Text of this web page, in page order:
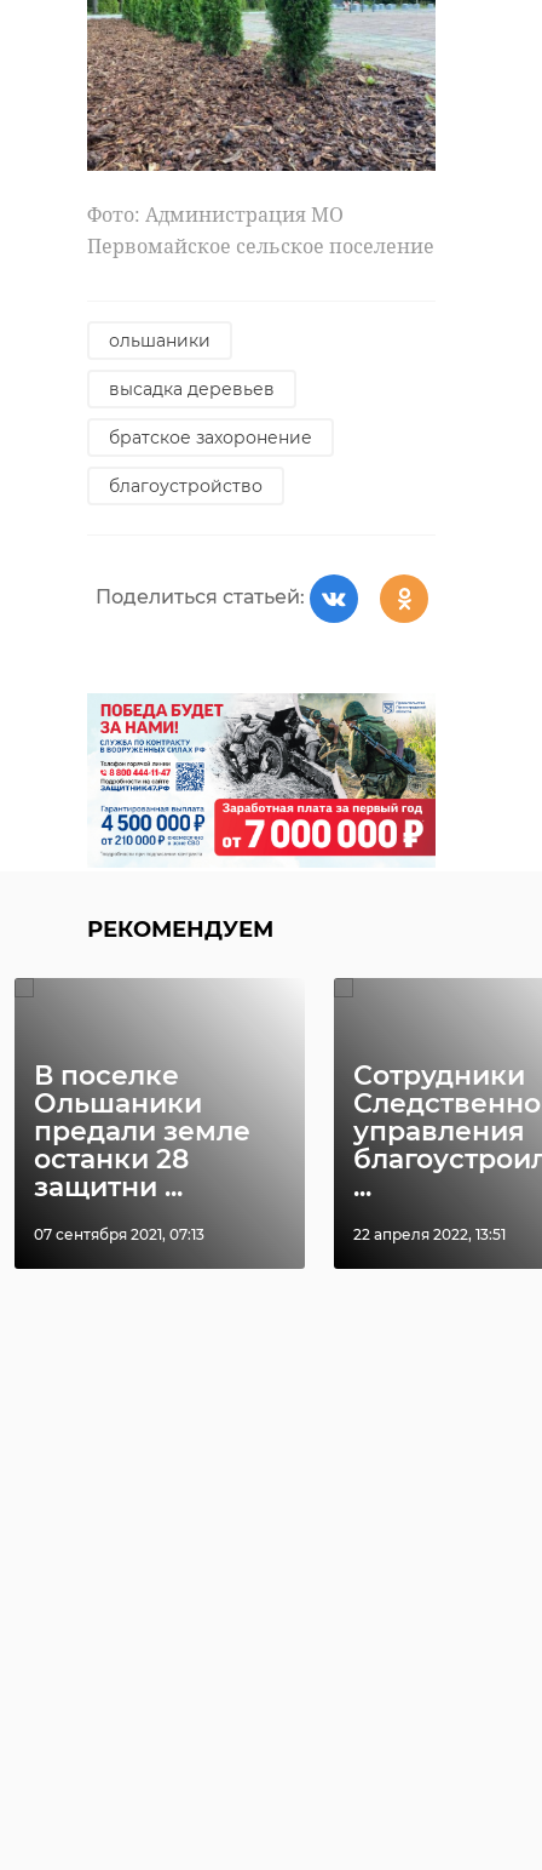
Фото: Администрация МО
Первомайское сельское поселение
ольшаники
высадка деревьев
братское захоронение
благоустройство
Поделиться статьей:
РЕКОМЕНДУЕМ
В поселке
Ольшаники
предали земле
останки 28
защитни ...
07 сентября 2021, 07:13
Сотрудники
управления
...
22 апреля 2022, 13:51